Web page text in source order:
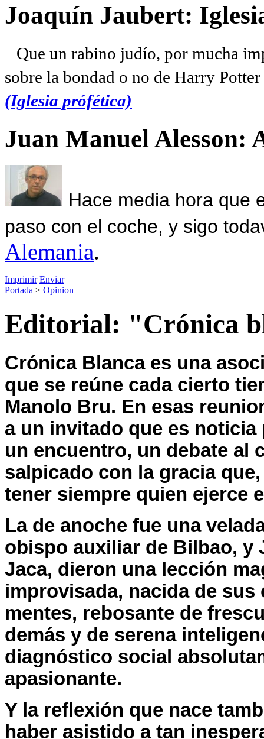
Joaquín Jaubert:
Que un rabino judío, por mucha
sobre la bondad o no de Harry
(Iglesia prófética)
Juan Manuel Alesson:
Hace media hora que
paso con el coche, y sigo
Alemania.
Imprimir Enviar
Portada > Opinion
Editorial: "Crónica
Crónica Blanca es una
que se reúne cada cierto
Manolo Bru. En esas
a un invitado que es
un encuentro, un debate al
salpicado con la gracia
tener siempre quien ejerce
La de anoche fue una
obispo auxiliar de Bilbao, y
Jaca, dieron una lección
improvisada, nacida de
mentes, rebosante de
demás y de serena
diagnóstico social
apasionante.
Y la reflexión que nace
haber asistido a tan